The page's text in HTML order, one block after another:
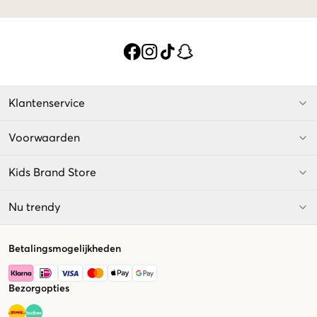
Klantenservice
Voorwaarden
Kids Brand Store
Nu trendy
Betalingsmogelijkheden
Bezorgopties